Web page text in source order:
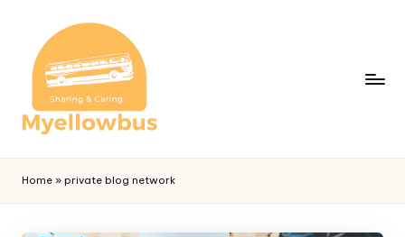
Home » private blog network